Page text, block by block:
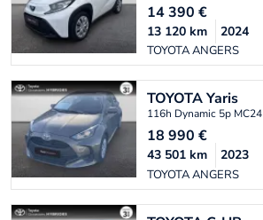
14 390 €
TOYOTA ANGERS
13 120 km 2024
TOYOTAYaris
116h Dynamic 5p MC24
18 990 €
TOYOTA ANGERS
43 501 km 2023